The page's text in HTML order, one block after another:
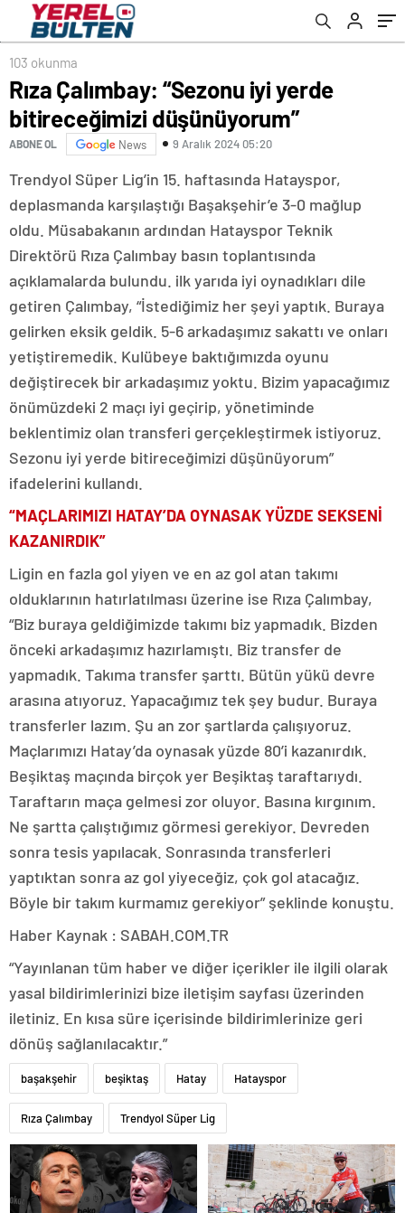
103 okunma
Rıza Çalımbay: “Sezonu iyi yerde
bitireceğimizi düşünüyorum”
ABONE OL News 9 Aralık 2024 05:20
Trendyol Süper Lig’in 15. haftasında Hatayspor,
deplasmanda karşılaştığı Başakşehir’e 3-0 mağlup
oldu. Müsabakanın ardından Hatayspor Teknik
Direktörü Rıza Çalımbay basın toplantısında
açıklamalarda bulundu. ilk yarıda iyi oynadıkları dile
getiren Çalımbay, “İstediğimiz her şeyi yaptık. Buraya
gelirken eksik geldik. 5-6 arkadaşımız sakattı ve onları
yetiştiremedik. Kulübeye baktığımızda oyunu
değiştirecek bir arkadaşımız yoktu. Bizim yapacağımız
önümüzdeki 2 maçı iyi geçirip, yönetiminde
beklentimiz olan transferi gerçekleştirmek istiyoruz.
Sezonu iyi yerde bitireceğimizi düşünüyorum”
ifadelerini kullandı.
“MAÇLARIMIZI HATAY’DA OYNASAK YÜZDE SEKSENİ
KAZANIRDIK”
Ligin en fazla gol yiyen ve en az gol atan takımı
olduklarının hatırlatılması üzerine ise Rıza Çalımbay,
“Biz buraya geldiğimizde takımı biz yapmadık. Bizden
önceki arkadaşımız hazırlamıştı. Biz transfer de
yapmadık. Takıma transfer şarttı. Bütün yükü devre
arasına atıyoruz. Yapacağımız tek şey budur. Buraya
transferler lazım. Şu an zor şartlarda çalışıyoruz.
Maçlarımızı Hatay’da oynasak yüzde 80’i kazanırdık.
Beşiktaş maçında birçok yer Beşiktaş taraftarıydı.
Taraftarın maça gelmesi zor oluyor. Basına kırgınım.
Ne şartta çalıştığımız görmesi gerekiyor. Devreden
sonra tesis yapılacak. Sonrasında transferleri
yaptıktan sonra az gol yiyeceğiz, çok gol atacağız.
Böyle bir takım kurmamız gerekiyor” şeklinde konuştu.
Haber Kaynak : SABAH.COM.TR
“Yayınlanan tüm haber ve diğer içerikler ile ilgili olarak
yasal bildirimlerinizi bize iletişim sayfası üzerinden
iletiniz. En kısa süre içerisinde bildirimlerinize geri
dönüş sağlanılacaktır.”
başakşehir beşiktaş Hatay Hatayspor
Rıza Çalımbay Trendyol Süper Lig